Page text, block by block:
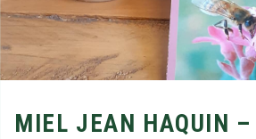
MIEL JEAN HAQUIN –